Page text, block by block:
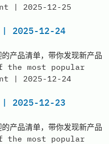
| 2025-12-25
| 2025-12-24
品清单，带你发现新产品
the most popular
| 2025-12-24
| 2025-12-23
品清单，带你发现新产品
the most popular